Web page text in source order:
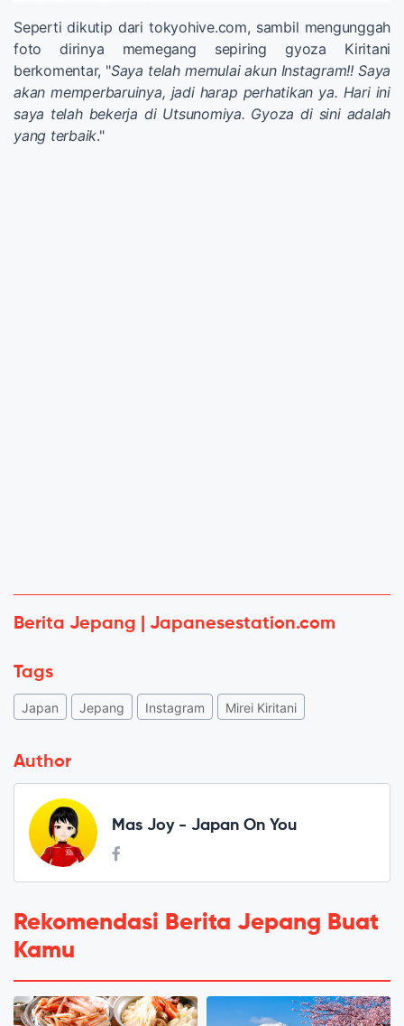
Seperti dikutip dari tokyohive.com, sambil mengunggah
foto dirinya memegang sepiring gyoza Kiritani
berkomentar, "Saya telah memulai akun Instagram!! Saya
akan memperbaruinya, jadi harap perhatikan ya. Hari ini
saya telah bekerja di Utsunomiya. Gyoza di sini adalah
yang terbaik."
Berita Jepang | Japanesestation.com
Tags
Japan Jepang Instagram Mirei Kiritani
Author
Mas Joy - Japan On You
Rekomendasi Berita Jepang Buat
Kamu